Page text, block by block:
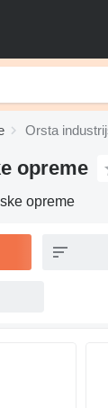
Orsta
opreme
opreme